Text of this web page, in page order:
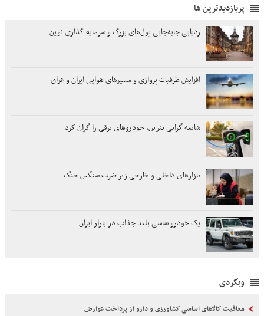
پربازدیدترین ها
ردیابی جابه‌جایی پول‌های بزرگ و سرمایه گذاری نوین
افزایش ظرفیت پروازی و مسیرهای هوایی ایران و عراق
شایعه گرانی بنزین، خودروهای برقی را گران کرد
بازارهای داخلی و خارجی زیر ضرب سنگین جنگ
یک خودرو شاسی بلند جذاب در بازار ایران
وبگردی
معافیت کالاهای اساسی کشاورزی و دارو از پرداخت عوارض